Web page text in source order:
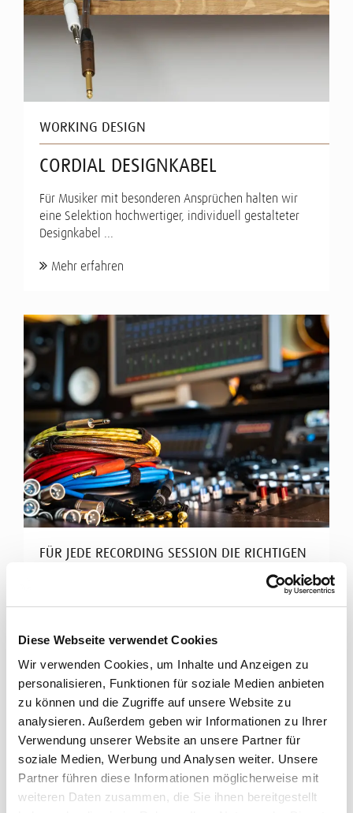
Diese Webseite verwendet Cookies
Wir verwenden Cookies, um Inhalte und Anzeigen zu
personalisieren, Funktionen für soziale Medien anbieten
zu können und die Zugriffe auf unsere Website zu
analysieren. Außerdem geben wir Informationen zu Ihrer
Verwendung unserer Website an unsere Partner für
soziale Medien, Werbung und Analysen weiter. Unsere
Partner führen diese Informationen möglicherweise mit
weiteren Daten zusammen, die Sie ihnen bereitgestellt
WORKING DESIGN
CORDIAL DESIGNKABEL
Für Musiker mit besonderen Ansprüchen halten wir
eine Selektion hochwertiger, individuell gestalteter
Designkabel ...
Mehr erfahren
FÜR JEDE RECORDING SESSION DIE RICHTIGEN
Cordial Kabel für Tonstudios
Hochklassiges Studio-Equipment braucht perfekte
Signalübertragung. Cordial bietet ein breites
Spektrum an ...
Mehr erfahren